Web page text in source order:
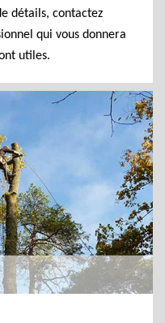
détails, contactez
qui vous donnera
utiles.